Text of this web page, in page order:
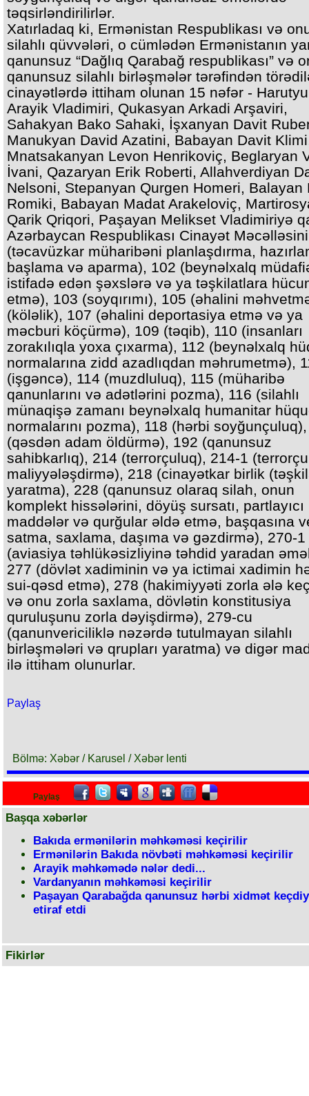
təqsirləndirilirlər.
Xatırladaq ki, Ermənistan Respublikası və
silahlı qüvvələri, o cümlədən Ermənistanın
qanunsuz “Dağlıq Qarabağ respublikası” və
qanunsuz silahlı birləşmələr tərəfindən
cinayətlərdə ittiham olunan 15 nəfər -
Arayik Vladimiri, Qukasyan Arkadi Arşaviri,
Sahakyan Bako Sahaki, İşxanyan Davit
Manukyan David Azatini, Babayan Davit
Mnatsakanyan Levon Henrikoviç, Beglaryan
İvani, Qazaryan Erik Roberti, Allahverdiyan
Nelsoni, Stepanyan Qurgen Homeri, Balayan
Romiki, Babayan Madat Arakeloviç,
Qarik Qriqori, Paşayan Melikset Vladimiriyə
Azərbaycan Respublikası Cinayət
(təcavüzkar müharibəni planlaşdırma,
başlama və aparma), 102 (beynəlxalq
istifadə edən şəxslərə və ya təşkilatlara
etmə), 103 (soyqırımı), 105 (əhalini
(köləlik), 107 (əhalini deportasiya etmə və ya
məcburi köçürmə), 109 (təqib), 110 (insanları
zorakılıqla yoxa çıxarma), 112 (beynəlxalq
normalarına zidd azadlıqdan məhrumetmə),
(işgəncə), 114 (muzdluluq), 115 (müharibə
qanunlarını və adətlərini pozma), 116 (silahlı
münaqişə zamanı beynəlxalq humanitar
normalarını pozma), 118 (hərbi
(qəsdən adam öldürmə), 192 (qanunsuz
sahibkarlıq), 214 (terrorçuluq), 214-1
maliyyələşdirmə), 218 (cinayətkar birlik
yaratma), 228 (qanunsuz olaraq silah, onun
komplekt hissələrini, döyüş sursatı, partlayıcı
maddələr və qurğular əldə etmə, başqasına
satma, saxlama, daşıma və gəzdirmə), 270-1
(aviasiya təhlükəsizliyinə təhdid yaradan
277 (dövlət xadiminin və ya ictimai xadimin
sui-qəsd etmə), 278 (hakimiyyəti zorla ələ
və onu zorla saxlama, dövlətin konstitusiya
quruluşunu zorla dəyişdirmə), 279-cu
(qanunvericiliklə nəzərdə tutulmayan silahlı
birləşmələri və qrupları yaratma) və digər
ilə ittiham olunurlar.
Paylaş
Bölmə: Xəbər / Karusel / Xəbər lenti
Paylaş
Başqa xəbərlər
Bakıda ermənilərin məhkəməsi keçirilir
Ermənilərin Bakıda növbəti məhkəməsi keçirilir
Arayik məhkəmədə nələr dedi...
Vardanyanın məhkəməsi keçirilir
Paşayan Qarabağda qanunsuz hərbi xidmət
etiraf etdi
Fikirlər